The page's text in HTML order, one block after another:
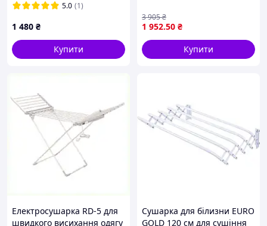
5.0 (1)
1 480 ₴
Купити
1 952.50 ₴
3 905₴
Купити
Електросушарка RD-5 для
швидкого висихання одягу
Сушарка для білизни EURO
GOLD 120 см для сушіння